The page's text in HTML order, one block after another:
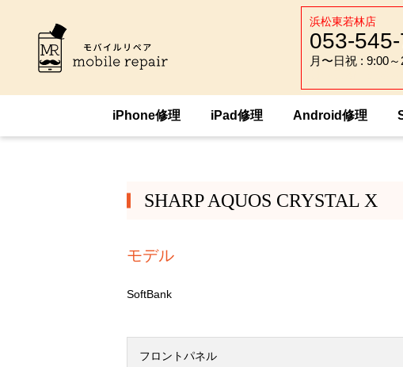
浜松東若林店
053-
月〜日祝 : 9:00
iPhone修理 iPad修理 Android修理
HOME Android修理 SHARP SHARP AQUOS
SHARP AQUOS CRYSTAL X
モデル
SoftBank
フロントパネル